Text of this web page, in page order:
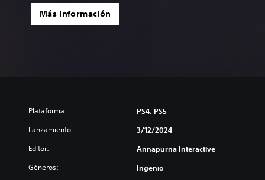
Más información
Plataforma: PS4, PS5
Lanzamiento: 3/12/2024
Editor: Annapurna Interactive
Géneros: Ingenio